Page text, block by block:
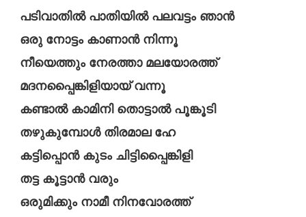
പടിവാതിൽ പാതിയിൽ പലവട്ടം ഞാൻ
ഒരു നോട്ടം കാണാൻ നിന്നൂ
നീയെത്തും നേരത്താ മലയോരത്ത്
മദനപ്പൈങ്കിളിയായ് വന്നൂ
കണ്ടാൽ കാമിനി തൊട്ടാൽ പൂങ്കൂടി
തഴുകുമ്പോൾ തിരമാല ഹേ
കട്ടിപ്പൊൻ കുടം ചിട്ടിപ്പൈങ്കിളി
തട്ട കൂട്ടാൻ വരും
ഒരുമിക്കും നാമീ നിനവോരത്ത്